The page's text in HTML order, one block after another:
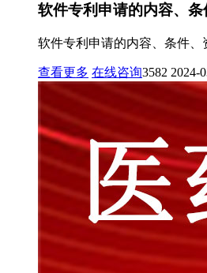
软件专利申请的内容、
软件专利申请的内容、条件、
查看更多 在线咨询3582 2024-